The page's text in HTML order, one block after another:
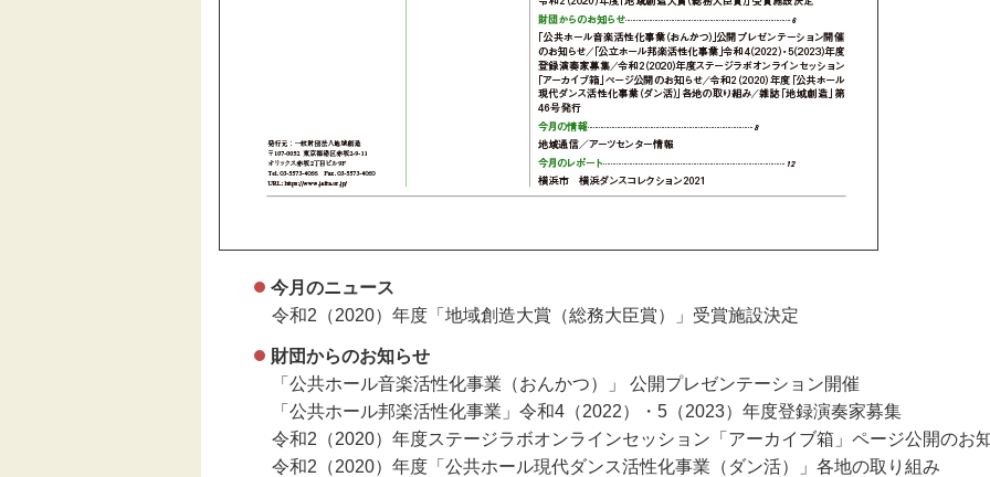
今月のニュース
令和2（2020）年度「地域創造大賞（総務大臣賞）」受賞施設決定
財団からのお知らせ
「公共ホール音楽活性化事業（おんかつ）」 公開プレゼンテーション開催
「公共ホール邦楽活性化事業」令和4（2022）・5（2023）年度登録演奏家募集
令和2（2020）年度ステージラボオンラインセッション「アーカイブ箱」ページ公開のお
令和2（2020）年度「公共ホール現代ダンス活性化事業（ダン活）」各地の取り組み